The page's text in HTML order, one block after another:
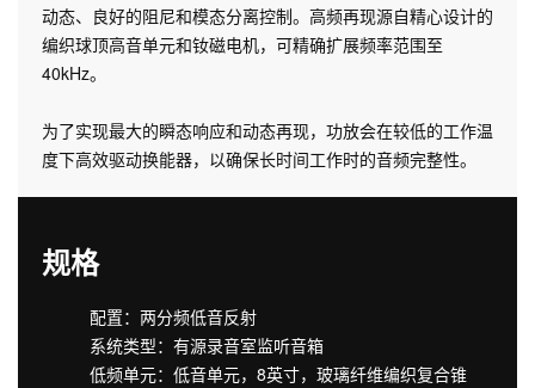
动态、良好的阻尼和模态分离控制。高频再现源自精心设计的
编织球顶高音单元和钕磁电机，可精确扩展频率范围至
40kHz。
为了实现最大的瞬态响应和动态再现，功放会在较低的工作温
度下高效驱动换能器，以确保长时间工作时的音频完整性。
规格
配置：两分频低音反射
系统类型：有源录音室监听音箱
低频单元：低音单元，8英寸，玻璃纤维编织复合锥